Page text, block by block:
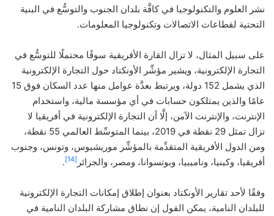
نشر العلوم والتكنولوجيا في كافَّة بلدان الجنوب والتوسُّع في البنية
التحتية لقطاعات الاتصالات وتكنولوجيا المعلومات.
على سبيل المثال، لا تزال القارة الأفريقية سوقًا محتملًا للتوسُّع في
التجارة الإلكترونية، ويشير مؤشِّر الأونكتاد حول التجارة الإلكترونية
الذي يشمل 152 دولة، ويرتبط بعدَّة عوامل منها عدد السكان فوق 15
عامًا والذين يمتلكون حسابات في أي مؤسسة مالية، واستخدام
الإنترنت، والإنترنت الآمن، إلَّا أن التجارة الإلكترونية في أفريقيا لا
تزال تمثل 29 نقطة في 2019، بينما المتوسِّط العالمي 55 نقطة،
ومن الدول الأفريقية المتقدِّمة بالمؤشِّر موريشيوس، وتونس، وجنوب
أفريقيا، وكينيا، وناميبيا، وبوتسوانا، ومصر، والجزائر [14]
.
وفقًا لأحد تقارير الأونكتاد بعنوان إطلاق إمكانات التجارة الإلكترونية
للبلدان النامية، يمكن القول إن نطاق مشاركة البلدان النامية في